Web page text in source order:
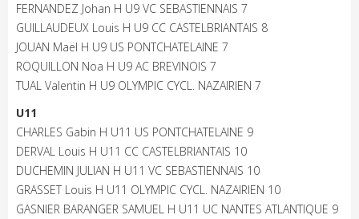
FERNANDEZ Johan H U9 VC SEBASTIENNAIS 7
GUILLAUDEUX Louis H U9 CC CASTELBRIANTAIS 8
JOUAN Maël H U9 US PONTCHATELAINE 7
ROQUILLON Noa H U9 AC BREVINOIS 7
TUAL Valentin H U9 OLYMPIC CYCL. NAZAIRIEN 7
U11
CHARLES Gabin H U11 US PONTCHATELAINE 9
DERVAL Louis H U11 CC CASTELBRIANTAIS 10
DUCHEMIN JULIAN H U11 VC SEBASTIENNAIS 10
GRASSET Louis H U11 OLYMPIC CYCL. NAZAIRIEN 10
GASNIER BARANGER SAMUEL H U11 UC NANTES ATLANTIQUE 9